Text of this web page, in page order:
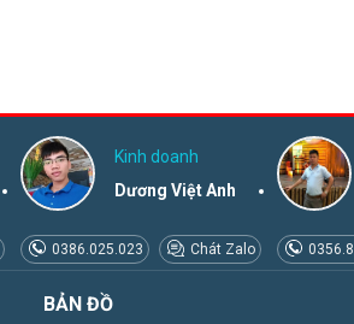
Kinh doanh
Dương Việt Anh
0386.025.023 Chát Zalo
BẢN ĐỒ